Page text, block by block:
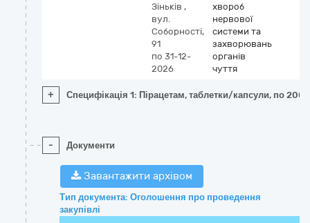
Зіньків ,
вул.
Соборності,
91
по 31-12-
2026
хвороб
нервової
системи та
захворювань
органів
чуття
+ Специфікація 1: Пірацетам, таблетки/капсули, по 200
- Документи
Завантажити архівом
Тип документа: Оголошення про проведення
закупівлі